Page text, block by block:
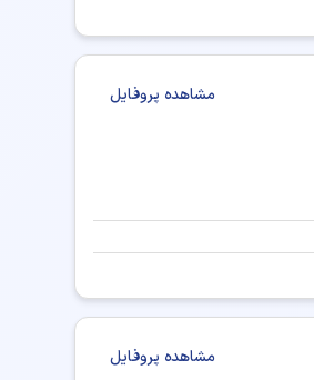
مشاهده پروفایل
مشاهده پروفایل